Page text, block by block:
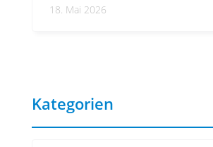
18. Mai 2026
Kategorien